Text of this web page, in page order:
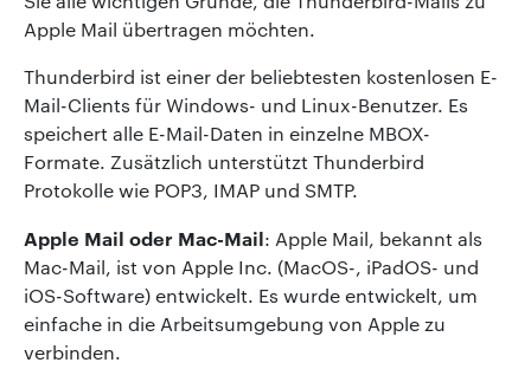
Apple Mail übertragen möchten.
Thunderbird ist einer der beliebtesten kostenlosen E-
Mail-Clients für Windows- und Linux-Benutzer. Es
speichert alle E-Mail-Daten in einzelne MBOX-
Formate. Zusätzlich unterstützt Thunderbird
Protokolle wie POP3, IMAP und SMTP.
Apple Mail oder Mac-Mail: Apple Mail, bekannt als
Mac-Mail, ist von Apple Inc. (MacOS-, iPadOS- und
iOS-Software) entwickelt. Es wurde entwickelt, um
einfache in die Arbeitsumgebung von Apple zu
verbinden.